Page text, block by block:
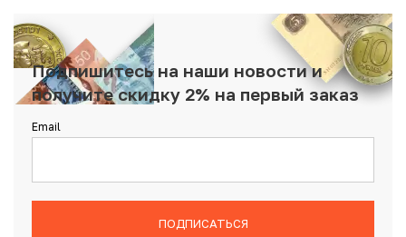
Подпишитесь на наши новости и
получите скидку 2% на первый заказ
Email
ПОДПИСАТЬСЯ